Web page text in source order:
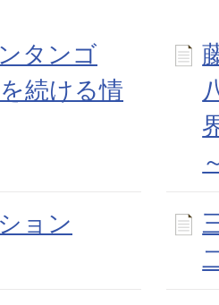
タンゴ
続ける情
ョン